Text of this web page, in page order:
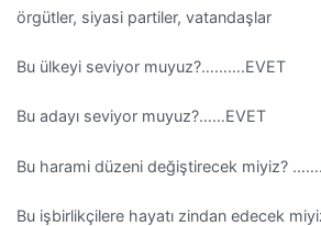
örgütler, siyasi partiler, vatandaşlar
Bu ülkeyi seviyor muyuz?……….EVET
Bu adayı seviyor muyuz?……EVET
Bu harami düzeni değiştirecek miyiz?
Bu işbirlikçilere hayatı zindan edecek